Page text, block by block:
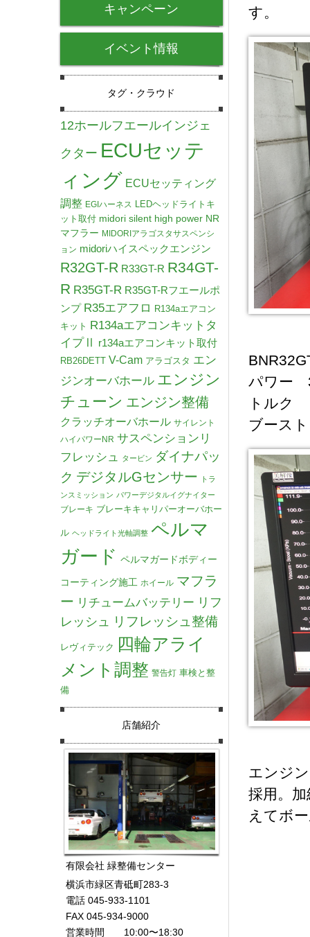
す。
パワー
トルク
ブース
エンジ
採用。
えてボ
キャンペーン
イベント情報
タグ・クラウド
12ホールフエールインジェ
クター ECUセッテ
ィング ECUセッティング
調整 EGIハーネス LEDヘッドライトキ
ット取付 midori silent high power NR
マフラー MIDORIアラゴスタサスペンシ
ョン midoriハイスペックエンジン
R32GT-R R33GT-R R34GT-
R R35GT-R R35GT-Rフエールポ
ンプ R35エアフロ R134aエアコン
キット R134aエアコンキットタ
イプⅡ
r134aエアコンキット取付
RB26DETT V-Cam アラゴスタ エン
ジンオーバホール エンジン
チューン エンジン整備
クラッチオーバホール サイレント
ハイパワーNR サスペンションリ
フレッシュ
タービン ダイナパッ
ク デジタルGセンサー
トラ
ンスミッション パワーデジタルイグナイター
ブレーキ ブレーキキャリパーオーバホー
ル ヘッドライト光軸調整 ペルマ
ガード ペルマガードボディー
コーティング施工 ホイール マフラ
ー リチュームバッテリー リフ
レッシュ
リフレッシュ整備
レヴィテック 四輪アライ
メント調整 警告灯 車検と整
備
店舗紹介
有限会社 緑整備センター
横浜市緑区青砥町283-3
電話 045-933-1101
FAX 045-934-9000
営業時間 10:00〜18:30